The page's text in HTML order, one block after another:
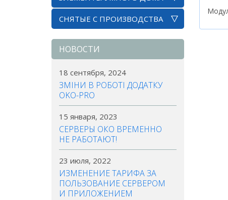
СНЯТЫЕ С ПРОИЗВОДСТВА
НОВОСТИ
18 сентября, 2024
ЗМІНИ В РОБОТІ ДОДАТКУ
OKO-PRO
15 января, 2023
СЕРВЕРЫ ОКО ВРЕМЕННО
НЕ РАБОТАЮТ!
23 июля, 2022
ИЗМЕНЕНИЕ ТАРИФА ЗА
ПОЛЬЗОВАНИЕ СЕРВЕРОМ
И ПРИЛОЖЕНИЕМ